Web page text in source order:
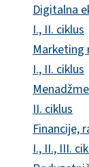
Digitalna
I., II. ciklus
Marketing
I., II. ciklus
II. ciklus
Financije,
I., II., III.